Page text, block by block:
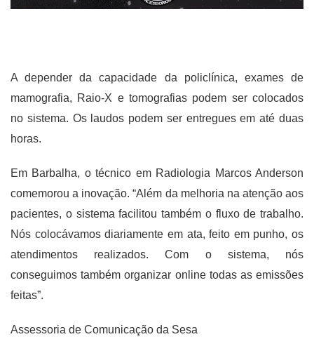
A depender da capacidade da policlínica, exames de
mamografia, Raio-X e tomografias podem ser colocados
no sistema. Os laudos podem ser entregues em até duas
horas.
Em Barbalha, o técnico em Radiologia Marcos Anderson
comemorou a inovação. “Além da melhoria na atenção aos
pacientes, o sistema facilitou também o fluxo de trabalho.
Nós colocávamos diariamente em ata, feito em punho, os
atendimentos realizados. Com o sistema, nós
conseguimos também organizar online todas as emissões
feitas”.
Assessoria de Comunicação da Sesa